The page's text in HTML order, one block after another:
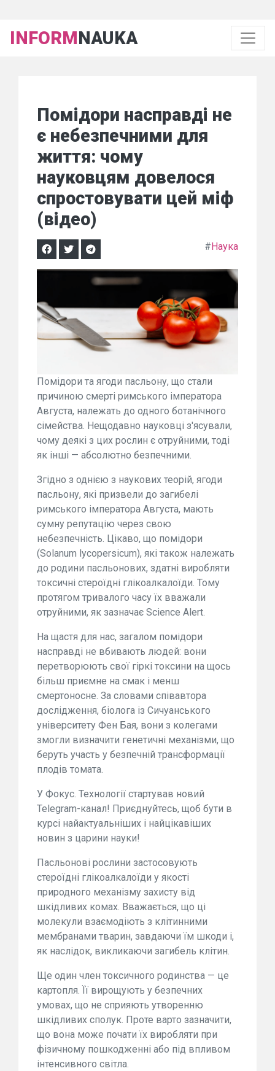
INFORMNAUKA
Помідори насправді не
є небезпечними для
життя: чому
науковцям довелося
спростовувати цей міф
(відео)
#Наука
Помідори та ягоди пасльону, що стали
причиною смерті римського імператора
Августа, належать до одного ботанічного
сімейства. Нещодавно науковці з'ясували,
чому деякі з цих рослин є отруйними, тоді
як інші — абсолютно безпечними.
Згідно з однією з наукових теорій, ягоди
пасльону, які призвели до загибелі
римського імператора Августа, мають
сумну репутацію через свою
небезпечність. Цікаво, що помідори
(Solanum lycopersicum), які також належать
до родини пасльонових, здатні виробляти
токсичні стероїдні глікоалкалоїди. Тому
протягом тривалого часу їх вважали
отруйними, як зазначає Science Alert.
На щастя для нас, загалом помідори
насправді не вбивають людей: вони
перетворюють свої гіркі токсини на щось
більш приємне на смак і менш
смертоносне. За словами співавтора
дослідження, біолога із Сичуанського
університету Фен Бая, вони з колегами
змогли визначити генетичні механізми, що
беруть участь у безпечній трансформації
плодів томата.
У Фокус. Технології стартував новий
Telegram-канал! Приєднуйтесь, щоб бути в
курсі найактуальніших і найцікавіших
новин з царини науки!
Пасльонові рослини застосовують
стероїдні глікоалкалоїди у якості
природного механізму захисту від
шкідливих комах. Вважається, що ці
молекули взаємодіють з клітинними
мембранами тварин, завдаючи їм шкоди і,
як наслідок, викликаючи загибель клітин.
Ще один член токсичного родинства — це
картопля. Її вирощують у безпечних
умовах, що не сприяють утворенню
шкідливих сполук. Проте варто зазначити,
що вона може почати їх виробляти при
фізичному пошкодженні або під впливом
інтенсивного світла.